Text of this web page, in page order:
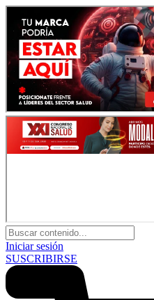
Iniciar sesión
SUSCRIBIRSE